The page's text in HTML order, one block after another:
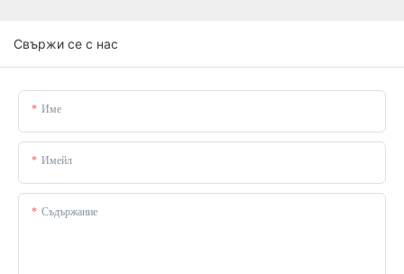
Свържи се с нас
Име
Имейл
Съдържание